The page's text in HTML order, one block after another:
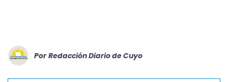
Por Redacción Diario de Cuyo